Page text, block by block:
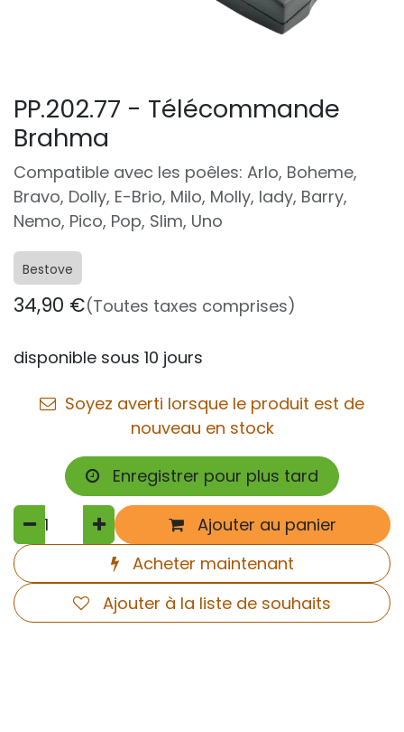
PP.202.77 - Télécommande
Brahma
Compatible avec les poêles: Arlo, Boheme,
Bravo, Dolly, E-Brio, Milo, Molly, lady, Barry,
Nemo, Pico, Pop, Slim, Uno
Bestove
34,90 €(Toutes taxes comprises)
disponible sous 10 jours
Soyez averti lorsque le produit est de
nouveau en stock
Enregistrer pour plus tard
Ajouter au panier
Acheter maintenant
Ajouter à la liste de souhaits